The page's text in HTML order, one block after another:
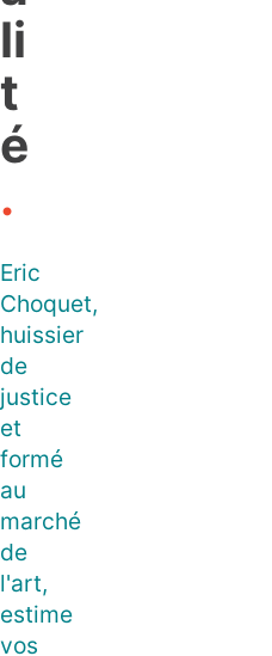
li
t
é
.
Eric
Choquet,
huissier
de
justice
et
formé
au
marché
de
l'art,
estime
vos